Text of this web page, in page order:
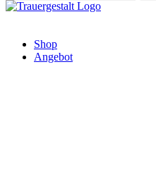
Shop
Angebot